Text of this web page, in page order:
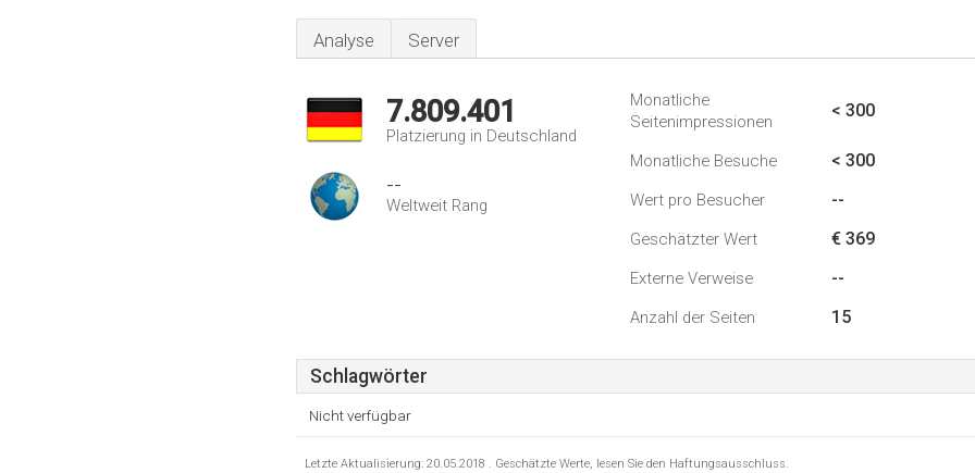
Analyse Server
7.809.401
Platzierung in Deutschland
--
Weltweit Rang
Monatliche
Seitenimpressionen
< 300
Monatliche Besuche < 300
Wert pro Besucher --
Geschätzter Wert € 369
Externe Verweise --
Anzahl der Seiten 15
Schlagwörter
Nicht verfügbar
Letzte Aktualisierung: 20.05.2018 . Geschätzte Werte, lesen Sie den Haftungsausschluss.